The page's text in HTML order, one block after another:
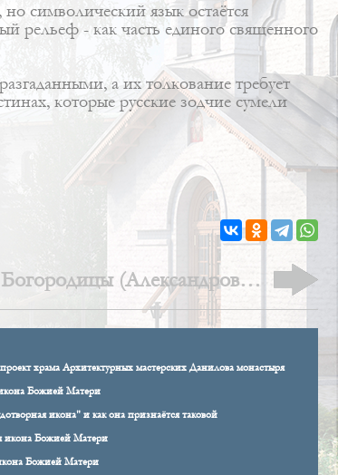
символический язык остаётся
рельеф - как часть единого священного
а их толкование требует
которые русские зодчие сумели
(Александровск-
Сахалинский)
храма Архитектурных мастерских Данилова монастыря
Божией Матери
икона" и как она признаётся таковой
икона Божией Матери
Божией Матери